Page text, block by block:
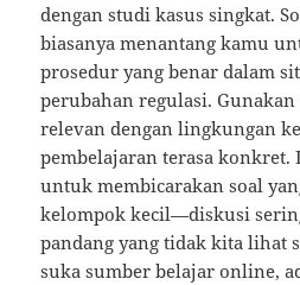
dengan studi kasus singkat.
biasanya menantang kamu
prosedur yang benar dalam
perubahan regulasi.
relevan dengan lingkungan
pembelajaran terasa konkret.
untuk membicarakan soal
kelompok kecil—diskusi
pandang yang tidak kita lihat
suka sumber belajar online,